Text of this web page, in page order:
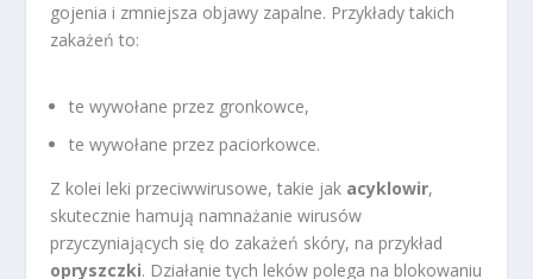
gojenia i zmniejsza objawy zapalne. Przykłady takich
zakażeń to:
te wywołane przez gronkowce,
te wywołane przez paciorkowce.
Z kolei leki przeciwwirusowe, takie jak acyklowir,
skutecznie hamują namnażanie wirusów
przyczyniających się do zakażeń skóry, na przykład
opryszczki. Działanie tych leków polega na blokowaniu